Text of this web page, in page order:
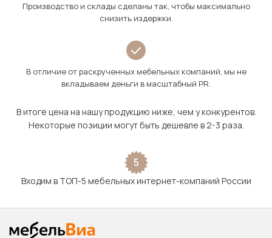
Производство и склады сделаны так, чтобы максимально
снизить издержки.
В отличие от раскрученных мебельных компаний, мы не
вкладываем деньги в масштабный PR.
В итоге цена на нашу продукцию ниже, чем у конкурентов.
Некоторые позиции могут быть дешевле в 2-3 раза.
5
Входим в ТОП-5 мебельных интернет-компаний России